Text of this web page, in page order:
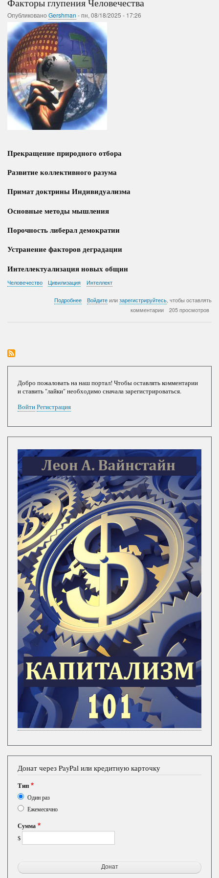
Опубликовано Gershman -пн, 08/18/2025 - 17:26
Прекращение природного отбора
Развитие коллективного разума
Примат доктрины Индивидуализма
Основные методы мышления
Порочность либерал демократии
Устранение факторов деградации
Интеллектуализация новых общин
Человечество Цивилизация Интеллект
Подробнее
Человечества
Войдите или зарегистрируйтесь, чтобы оставлять
комментарии
205 просмотров
Добро пожаловать на наш портал! Чтобы оставлять комментарии
и ставить "лайки" необходимо сначала зарегистрироваться.
ВойтиРегистрация
Донат через PayPal или кредитную карточку
Тип
Один раз
Ежемесячно
Сумма
$